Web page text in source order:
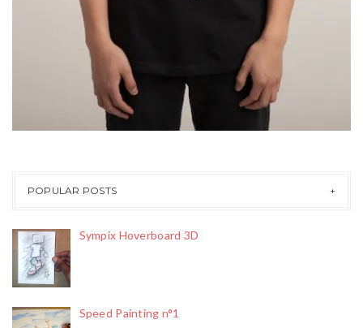
POPULAR POSTS
Sympix Hoverboard 3D
Speed Painting n°1